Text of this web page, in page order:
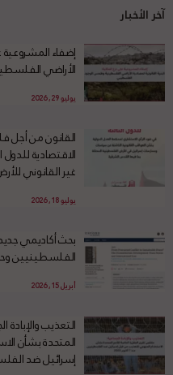
آخر الأخبار
إضفاء المشروعية
الأراضي
يوليو 29, 2026
القانون من أجل
الاقتصادية للدول
غير القانوني
يوليو 18, 2026
بحث أكاديمي
الفلسطينيين
أبريل 15, 2026
التعذيب والإبادة
المتحدة بشأن
إسرائيل ضد